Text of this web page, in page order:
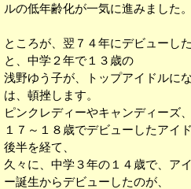
ルの低年齢化が一気に進みました。
ところが、翌７４年にデビューし
と、中学２年で１３歳の
浅野ゆう子が、トップアイドルに
は、頓挫します。
ピンクレディーやキャンディーズ
１７～１８歳でデビューしたアイ
後半を経て、
久々に、中学３年の１４歳で、ア
ー誕生からデビューしたのが、